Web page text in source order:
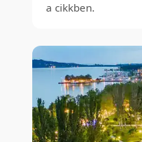
a cikkben.